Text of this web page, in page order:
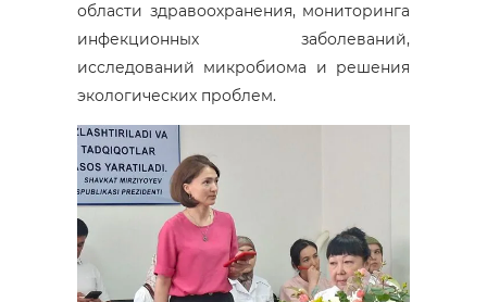
области здравоохранения, мониторинга
инфекционных заболеваний,
исследований микробиома и решения
экологических проблем.